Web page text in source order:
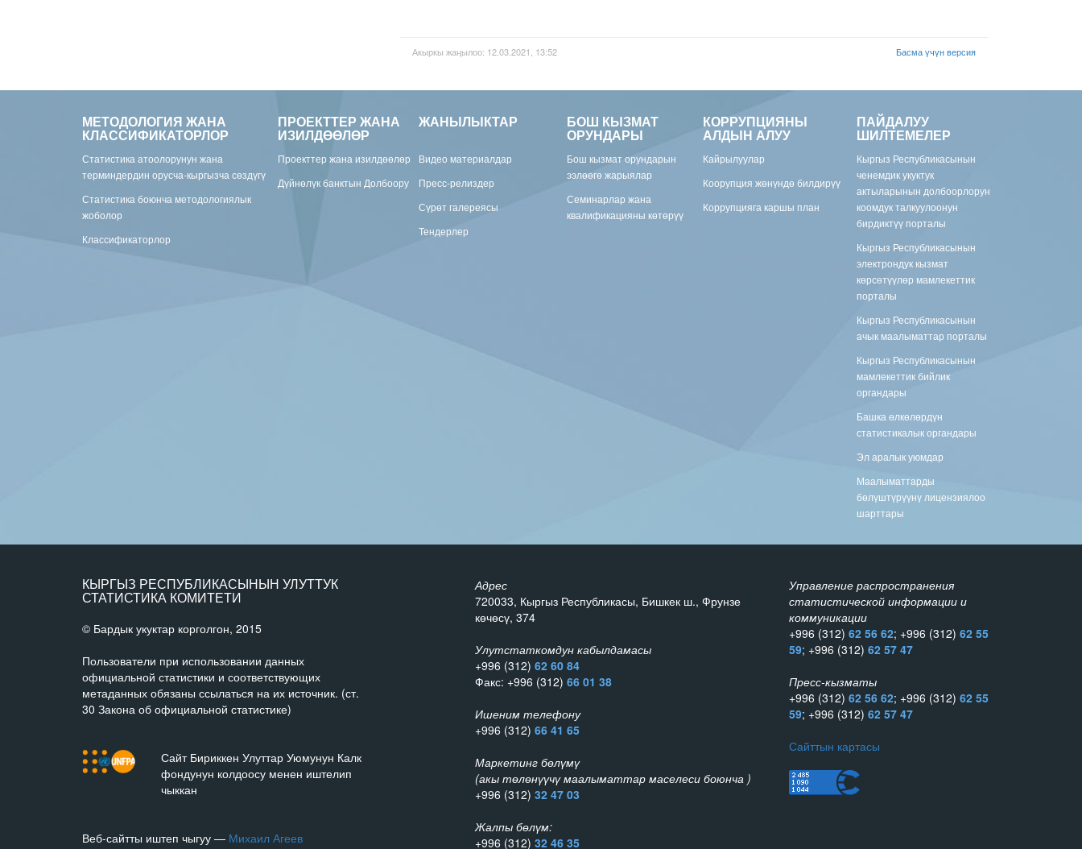
Акыркы жаңылоо: 12.03.2021, 13:52 Басма үчүн версия
МЕТОДОЛОГИЯ ЖАНА
КЛАССИФИКАТОРЛОР
Статистика атоолорунун жана
терминдердин орусча-кыргызча сөздүгү
Статистика боюнча методологиялык
жоболор
Классификаторлор
ПРОЕКТТЕР ЖАНА
ИЗИЛДӨӨЛӨР
Проекттер жана изилдөөлөр
Дүйнөлүк банктын Долбоору
ЖАНЫЛЫКТАР
Видео материалдар
Пресс-релиздер
Сүрөт галереясы
Тендерлер
БОШ КЫЗМАТ
ОРУНДАРЫ
Бош кызмат орундарын
ээлөөгө жарыялар
Семинарлар жана
квалификацияны көтөрүү
КОРРУПЦИЯНЫ
АЛДЫН АЛУУ
Кайрылуулар
Коорупция жөнүндө билдирүү
Коррупцияга каршы план
ПАЙДАЛУУ
ШИЛТЕМЕЛЕР
Кыргыз Республикасынын
ченемдик укуктук
актыларынын долбоорлорун
коомдук талкуулоонун
бирдиктүү порталы
Кыргыз Республикасынын
электрондук кызмат
көрсөтүүлөр мамлекеттик
порталы
Кыргыз Республикасынын
ачык маалыматтар порталы
Кыргыз Республикасынын
мамлекеттик бийлик
органдары
Башка өлкөлөрдүн
статистикалык органдары
Эл аралык уюмдар
Маалыматтарды
бөлүштүрүүнү лицензиялоо
шарттары
КЫРГЫЗ РЕСПУБЛИКАСЫНЫН УЛУТТУК
СТАТИСТИКА КОМИТЕТИ
© Бардык укуктар корголгон, 2015
Пользователи при использовании данных
официальной статистики и соответствующих
метаданных обязаны ссылаться на их источник. (ст.
30 Закона об официальной статистике)
Сайт Бириккен Улуттар Уюмунун Калк
фондунун колдоосу менен иштелип
чыккан
Веб-сайтты иштеп чыгуу — Михаил Агеев
Адрес
720033, Кыргыз Республикасы, Бишкек ш., Фрунзе
көчөсү, 374
Улутстаткомдун кабылдамасы
+996 (312) 62 60 84
Факс: +996 (312) 66 01 38
Ишеним телефону
+996 (312) 66 41 65
Маркетинг бөлүмү
(акы төлөнүүчү маалыматтар маселеси боюнча )
+996 (312) 32 47 03
Жалпы бөлүм:
+996 (312) 32 46 35
Управление распространения
статистической информации и
коммуникации
+996 (312) 62 56 62; +996 (312) 62 55
59; +996 (312) 62 57 47
Пресс-кызматы
+996 (312) 62 56 62; +996 (312) 62 55
59; +996 (312) 62 57 47
Сайттын картасы